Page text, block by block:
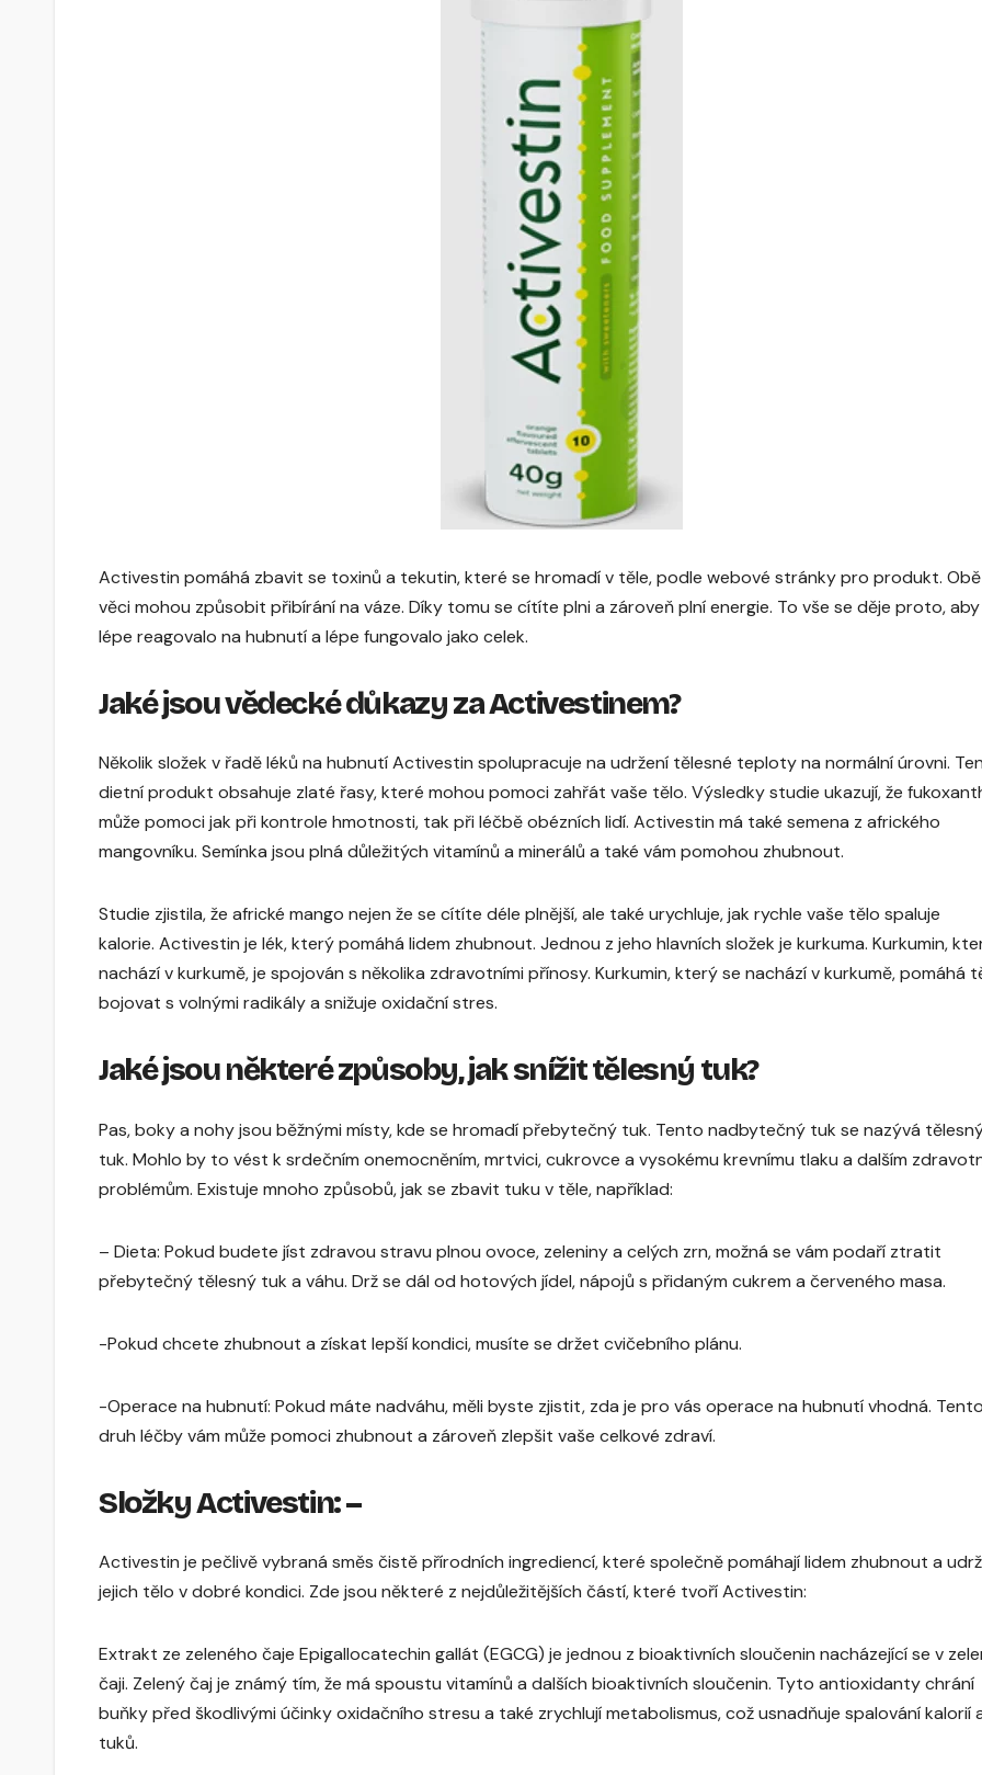
Activestin pomáhá zbavit se toxinů a tekutin, které se hromadí v těle, podle webové stránky pro produkt.
věci mohou způsobit přibírání na váze. Díky tomu se cítíte plni a zároveň plní energie. To vše se děje proto,
lépe reagovalo na hubnutí a lépe fungovalo jako celek.
Jaké jsou vědecké důkazy za Activestinem?
Několik složek v řadě léků na hubnutí Activestin spolupracuje na udržení tělesné teploty na normální úrovni.
dietní produkt obsahuje zlaté řasy, které mohou pomoci zahřát vaše tělo. Výsledky studie ukazují, že
může pomoci jak při kontrole hmotnosti, tak při léčbě obézních lidí. Activestin má také semena z afrického
mangovníku. Semínka jsou plná důležitých vitamínů a minerálů a také vám pomohou zhubnout.
Studie zjistila, že africké mango nejen že se cítíte déle plnější, ale také urychluje, jak rychle vaše tělo spaluje
kalorie. Activestin je lék, který pomáhá lidem zhubnout. Jednou z jeho hlavních složek je kurkuma. Kurkumin,
nachází v kurkumě, je spojován s několika zdravotními přínosy. Kurkumin, který se nachází v kurkumě, pomáhá
bojovat s volnými radikály a snižuje oxidační stres.
Jaké jsou některé způsoby, jak snížit tělesný tuk?
Pas, boky a nohy jsou běžnými místy, kde se hromadí přebytečný tuk. Tento nadbytečný tuk se nazývá
tuk. Mohlo by to vést k srdečním onemocněním, mrtvici, cukrovce a vysokému krevnímu tlaku a dalším
problémům. Existuje mnoho způsobů, jak se zbavit tuku v těle, například:
– Dieta: Pokud budete jíst zdravou stravu plnou ovoce, zeleniny a celých zrn, možná se vám podaří ztratit
přebytečný tělesný tuk a váhu. Drž se dál od hotových jídel, nápojů s přidaným cukrem a červeného masa.
-Pokud chcete zhubnout a získat lepší kondici, musíte se držet cvičebního plánu.
-Operace na hubnutí: Pokud máte nadváhu, měli byste zjistit, zda je pro vás operace na hubnutí vhodná. Tento
druh léčby vám může pomoci zhubnout a zároveň zlepšit vaše celkové zdraví.
Složky Activestin: –
Activestin je pečlivě vybraná směs čistě přírodních ingrediencí, které společně pomáhají lidem zhubnout a
jejich tělo v dobré kondici. Zde jsou některé z nejdůležitějších částí, které tvoří Activestin:
Extrakt ze zeleného čaje Epigallocatechin gallát (EGCG) je jednou z bioaktivních sloučenin nacházející se v
čaji. Zelený čaj je známý tím, že má spoustu vitamínů a dalších bioaktivních sloučenin. Tyto antioxidanty chrání
buňky před škodlivými účinky oxidačního stresu a také zrychlují metabolismus, což usnadňuje spalování kalorií
tuků.